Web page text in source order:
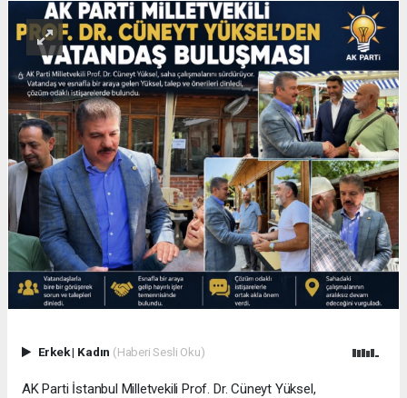
Erkek| Kadın (Haberi Sesli Oku)
AK Parti İstanbul Milletvekili Prof. Dr. Cüneyt Yüksel,